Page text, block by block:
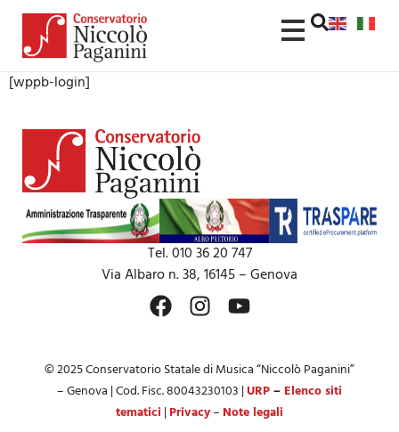
contenuto
[wppb-login]
Tel. 010 36 20 747
Via Albaro n. 38, 16145 – Genova
© 2025 Conservatorio Statale di Musica “Niccolò Paganini”
– Genova | Cod. Fisc. 80043230103 |URP– Elenco siti
tematici | Privacy– Note legali